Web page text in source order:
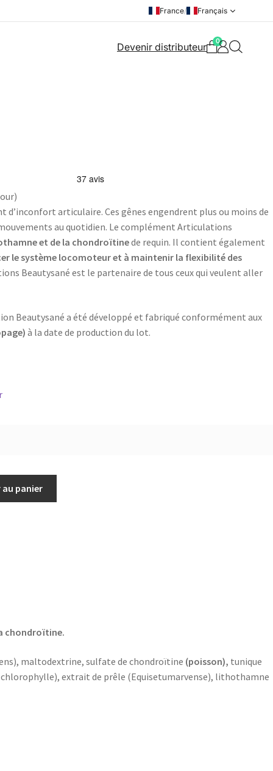
France/ Français
Devenir distributeur 0
d’inconfort articulaire. Ces gênes engendrent plus ou moins de
au quotidien. Le complément Articulations
et de la chondroïtinede requin. Il contient également
le système locomoteur et à maintenir la flexibilité des
Beautysané est le partenaire de tous ceux qui veulent aller
Beautysané a été développé et fabriqué conformément aux
à la date de production du lot.
panier
chondroïtine.
maltodextrine, sulfate de chondroïtine (poisson), tunique
extrait de prêle (Equisetumarvense), lithothamne